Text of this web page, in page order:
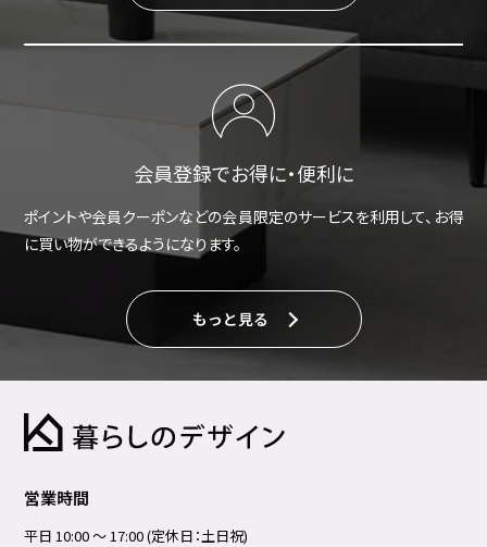
会員登録でお得に・便利に
ポイントや会員クーポンなどの会員限定のサービスを利用して、お得
に買い物ができるようになります。
もっと見る
営業時間
平日 10:00 ～ 17:00 (定休日：土日祝)